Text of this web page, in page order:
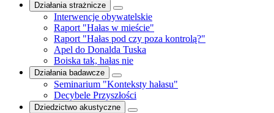
Działania strażnicze
Interwencje obywatelskie
Raport "Hałas w mieście"
Raport "Hałas pod czy poza kontrolą?"
Apel do Donalda Tuska
Boiska tak, hałas nie
Działania badawcze
Seminarium "Konteksty hałasu"
Decybele Przyszłości
Dziedzictwo akustyczne